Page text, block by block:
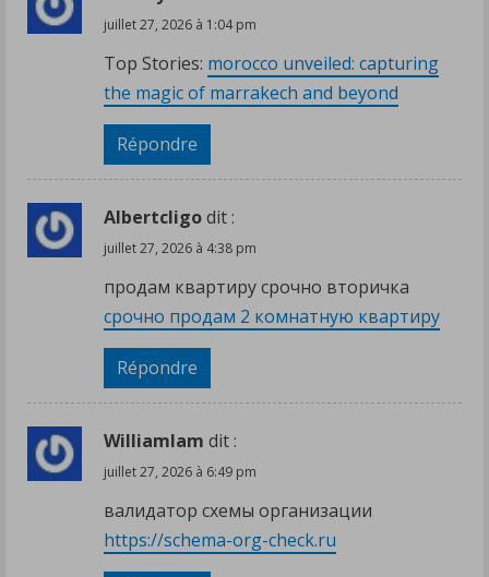
juillet 27, 2026 à 1:04 pm
Top Stories: morocco unveiled: capturing
the magic of marrakech and beyond
Répondre
Albertcligodit :
juillet 27, 2026 à 4:38 pm
продам квартиру срочно вторичка
срочно продам 2 комнатную квартиру
Répondre
Williamlam dit :
juillet 27, 2026 à 6:49 pm
валидатор схемы организации
https://schema-org-check.ru